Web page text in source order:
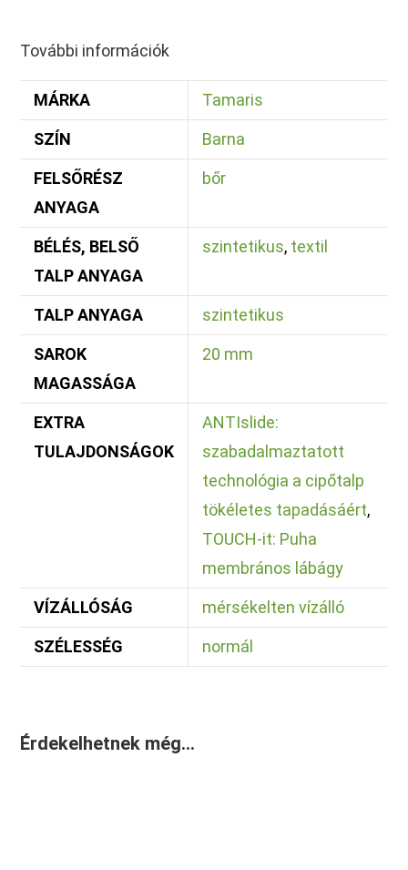
További információk
MÁRKA Tamaris
SZÍN Barna
FELSŐRÉSZ
ANYAGA
bőr
BÉLÉS, BELSŐ
TALP ANYAGA
szintetikus, textil
TALP ANYAGA szintetikus
SAROK
MAGASSÁGA
20 mm
EXTRA
TULAJDONSÁGOK
ANTIslide:
szabadalmaztatott
technológia a cipőtalp
tökéletes tapadásáért,
TOUCH-it: Puha
membrános lábágy
VÍZÁLLÓSÁG mérsékelten vízálló
SZÉLESSÉG normál
Érdekelhetnek még…